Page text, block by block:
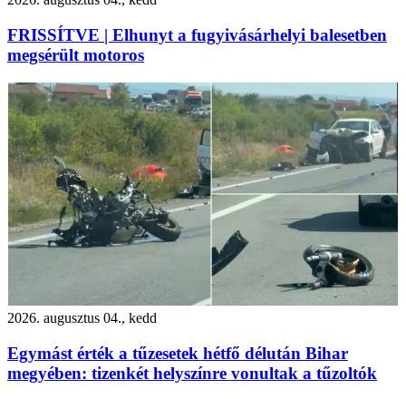
FRISSÍTVE | Elhunyt a fugyivásárhelyi balesetben
megsérült motoros
2026. augusztus 04., kedd
Egymást érték a tűzesetek hétfő délután Bihar
megyében: tizenkét helyszínre vonultak a tűzoltók